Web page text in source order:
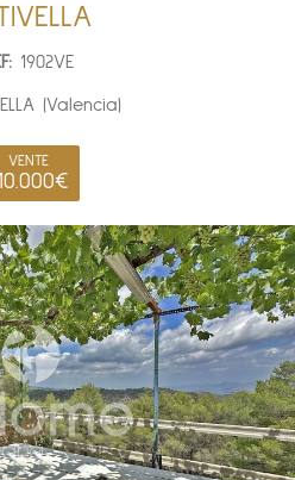
1902VE
(Valencia)
VENTE